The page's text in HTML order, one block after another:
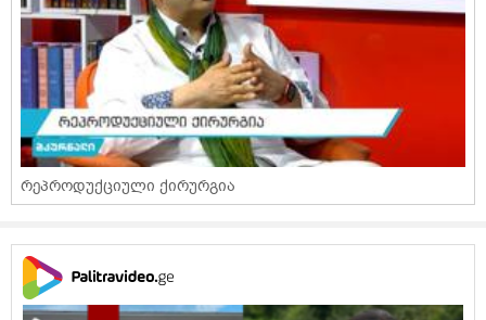
რეპროდუქციული ქირურგია